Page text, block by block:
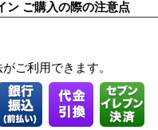
ン ご購入の際の注意点
ご利用できます。